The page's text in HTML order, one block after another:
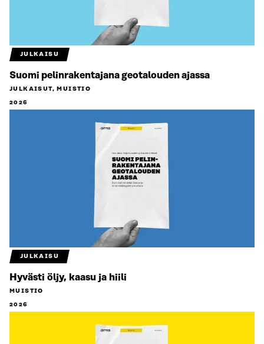
JULKAISU
Suomi pelinrakentajana geotalouden ajassa
JULKAISUT, MUISTIO
2026
JULKAISU
Hyvästi öljy, kaasu ja hiili
MUISTIO
2026